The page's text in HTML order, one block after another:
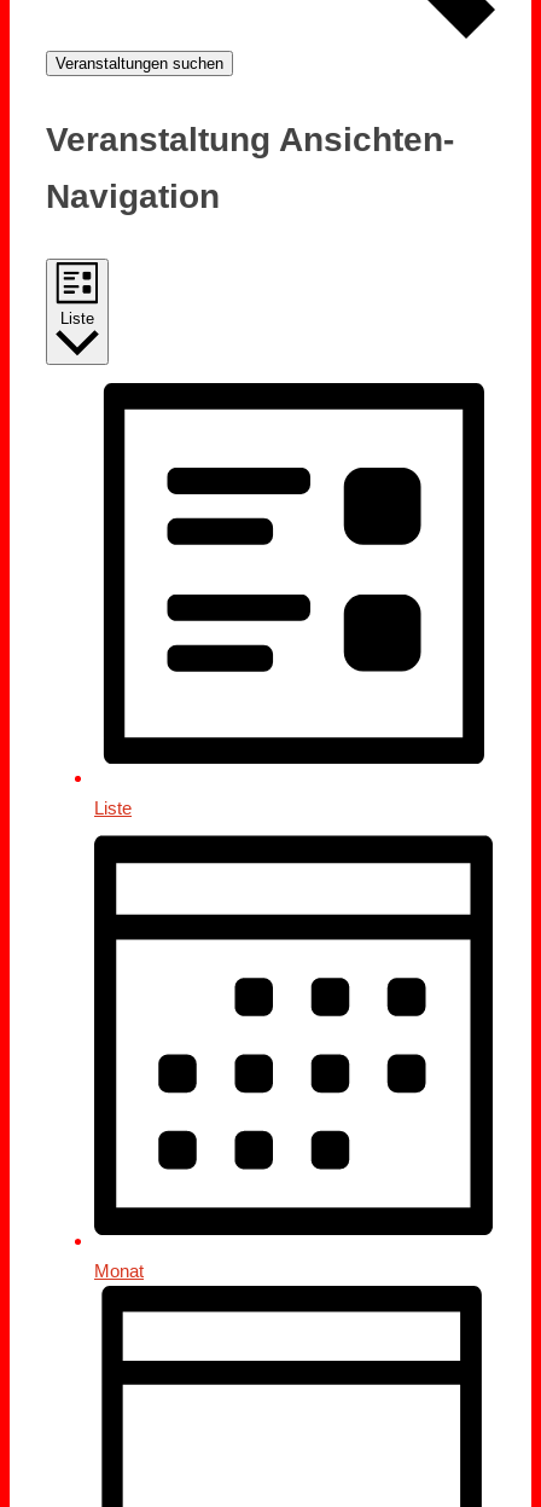
Veranstaltungen suchen
Veranstaltung Ansichten-
Navigation
Liste
Liste
Monat